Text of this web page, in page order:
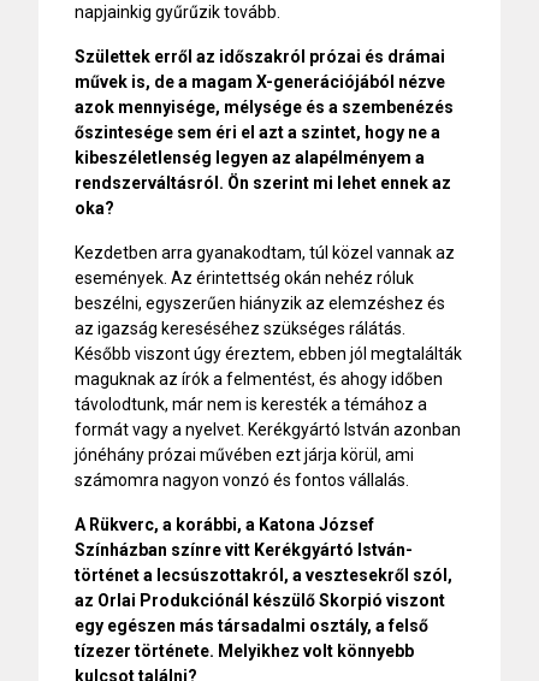
napjainkig gyűrűzik tovább.
Születtek erről az időszakról prózai és drámai
művek is, de a magam X-generációjából nézve
azok mennyisége, mélysége és a szembenézés
őszintesége sem éri el azt a szintet, hogy ne a
kibeszéletlenség legyen az alapélményem a
rendszerváltásról. Ön szerint mi lehet ennek az
oka?
Kezdetben arra gyanakodtam, túl közel vannak az
események. Az érintettség okán nehéz róluk
beszélni, egyszerűen hiányzik az elemzéshez és
az igazság kereséséhez szükséges rálátás.
Később viszont úgy éreztem, ebben jól megtalálták
maguknak az írók a felmentést, és ahogy időben
távolodtunk, már nem is keresték a témához a
formát vagy a nyelvet. Kerékgyártó István azonban
jónéhány prózai művében ezt járja körül, ami
számomra nagyon vonzó és fontos vállalás.
A Rükverc, a korábbi, a Katona József
Színházban színre vitt Kerékgyártó István-
történet a lecsúszottakról, a vesztesekről szól,
az Orlai Produkciónál készülő Skorpió viszont
egy egészen más társadalmi osztály, a felső
tízezer története. Melyikhez volt könnyebb
kulcsot találni?